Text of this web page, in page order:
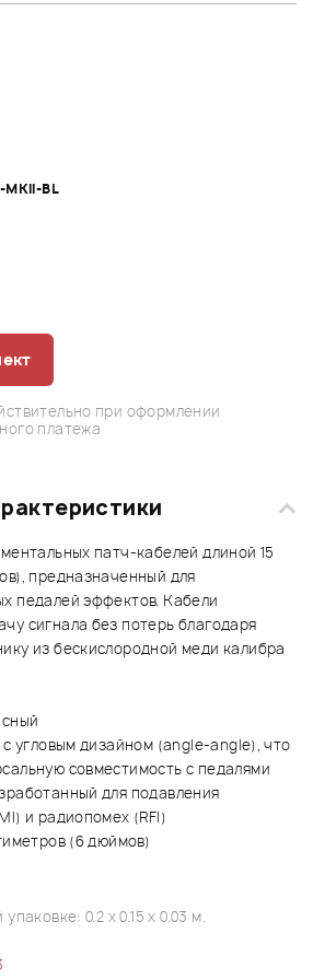
BL
при оформлении
платежа
патч-кабелей длиной 15
предназначенный для
педалей эффектов. Кабели
сигнала без потерь благодаря
из бескислородной меди калибра
угловым дизайном (angle-angle), что
совместимость с педалями
для подавления
и радиопомех (RFI)
(6 дюймов)
0.2 x 0.15 x 0.03 м.